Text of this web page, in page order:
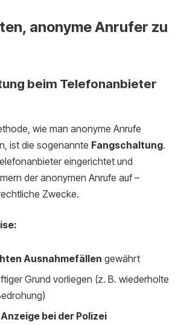
anonyme Anrufer zu
beim Telefonanbieter
wie man anonyme Anrufe
ist die sogenannte Fangschaltung.
eingerichtet und
der anonymen Anrufe auf –
Zwecke.
Ausnahmefällen gewährt
Grund vorliegen (z. B. wiederholte
bei der Polizei